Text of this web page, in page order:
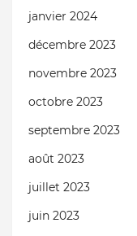
janvier 2024
décembre 2023
novembre 2023
octobre 2023
septembre 2023
août 2023
juillet 2023
juin 2023